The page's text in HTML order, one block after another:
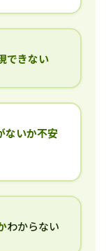
できない
ないか不安
わからない